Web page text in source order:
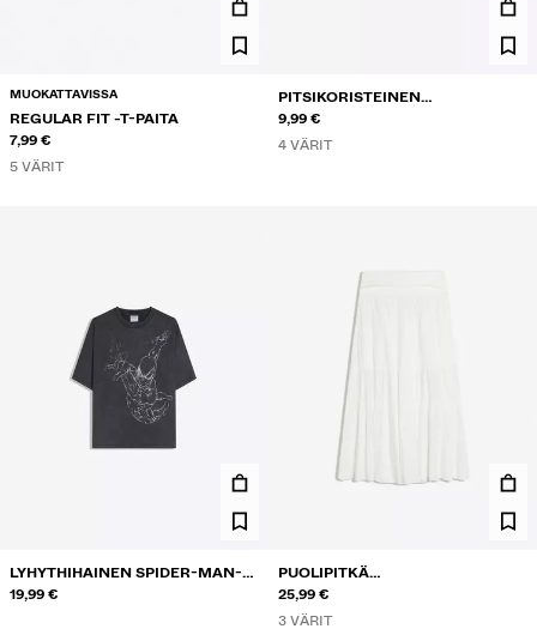
MUOKATTAVISSA
REGULAR FIT -T-PAITA
7,99 €
5 VÄRIT
PITSIKORISTEINEN
OLKAINTOPPI NAPPIKAULA-
AUKOLLA
9,99 €
4 VÄRIT
LYHYTHIHAINEN SPIDER-MAN-T-
PAITA
19,99 €
PUOLIPITKÄ
KIETAISUVYÖTÄRÖINEN HAME
25,99 €
3 VÄRIT